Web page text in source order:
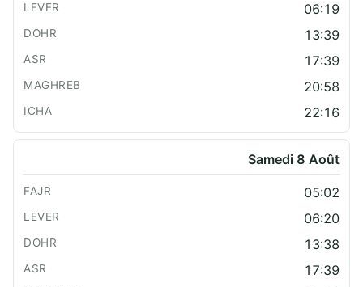
06:19
13:39
17:39
20:58
22:16
Samedi 8 Août
05:02
06:20
13:38
17:39